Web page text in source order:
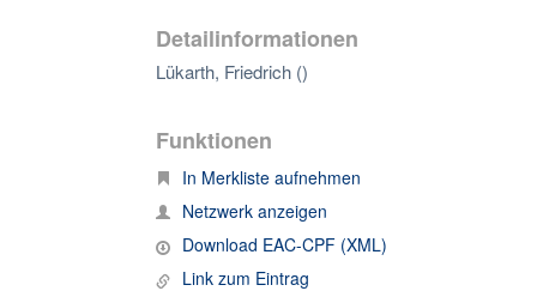
Detailinformationen
Lükarth, Friedrich ()
Funktionen
In Merkliste aufnehmen
Netzwerk anzeigen
Download EAC-CPF (XML)
Link zum Eintrag